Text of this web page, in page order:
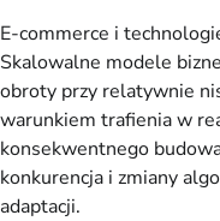
E-commerce i
Skalowalne modele
obroty przy relatywnie
warunkiem trafienia w
konsekwentnego
konkurencja i zmiany
adaptacji.